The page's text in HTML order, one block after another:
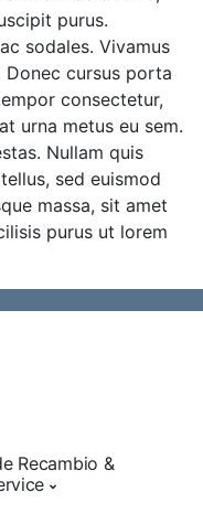
purus.
sodales. Vivamus
cursus porta
consectetur,
urna metus eu sem.
Nullam quis
sed euismod
massa, sit amet
purus ut lorem
Recambio &